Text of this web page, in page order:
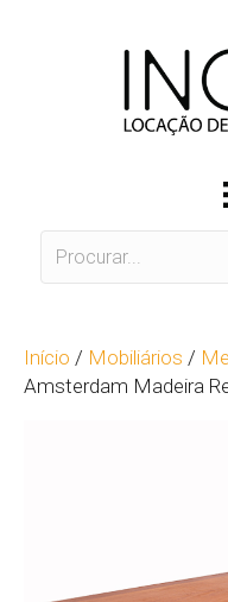
Início / Mobiliários /
Amsterdam Madeira